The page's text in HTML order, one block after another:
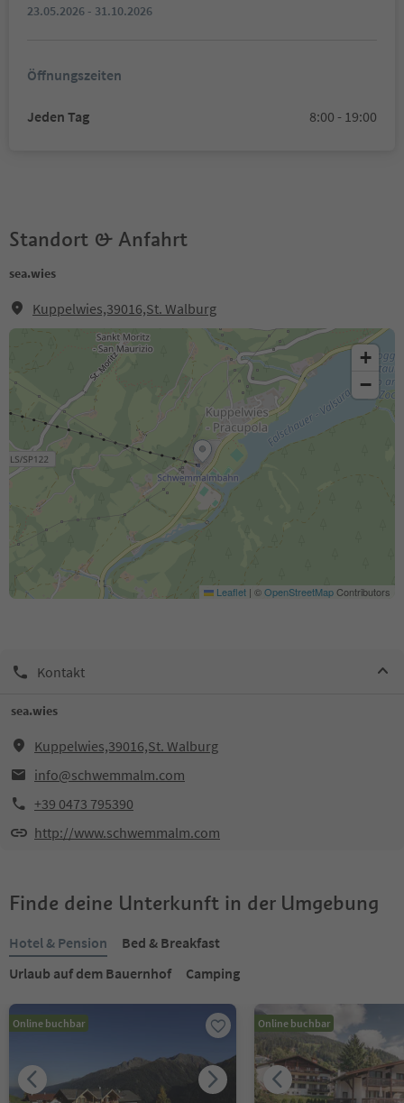
23.05.2026 - 31.10.2026
Öffnungszeiten
Jeden Tag 8:00 - 19:00
Standort & Anfahrt
sea.wies
Kuppelwies,39016,St. Walburg
+
−
Leaflet | ©OpenStreetMapContributors
Kontakt
sea.wies
Kuppelwies,39016,St. Walburg
info@schwemmalm.com
+39 0473 795390
http://www.schwemmalm.com
Finde deine Unterkunft in der Umgebung
Hotel & Pension
Bed & Breakfast
Urlaub auf dem Bauernhof
Camping
Online buchbar Online buchbar